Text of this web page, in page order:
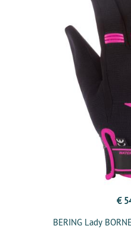
€
BERING Lady